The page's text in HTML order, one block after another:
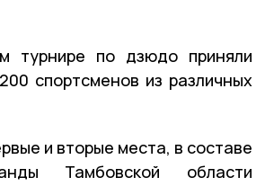
турнире по дзюдо приняли
спортсменов из различных
и вторые места, в составе
Тамбовской области